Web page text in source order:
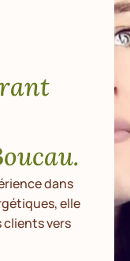
dans
elle
clients vers